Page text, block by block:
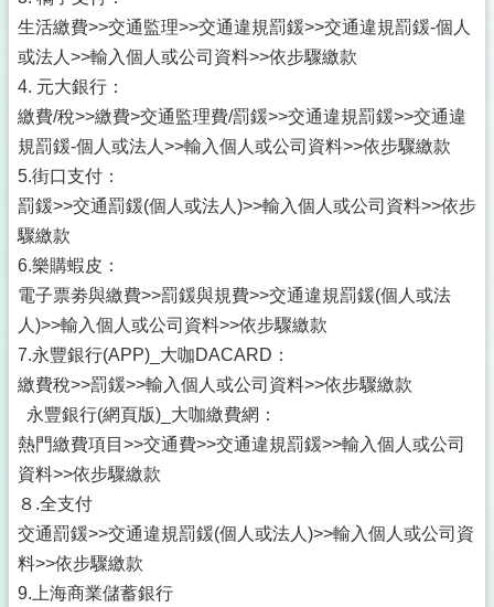
生活繳費>>交通監理>>交通違規罰鍰>>交通違規罰鍰-個人
或法人>>輸入個人或公司資料>>依步驟繳款
4. 元大銀行：
繳費/稅>>繳費>交通監理費/罰鍰>>交通違規罰鍰>>交通違
規罰鍰-個人或法人>>輸入個人或公司資料>>依步驟繳款
5.街口支付：
罰鍰>>交通罰鍰(個人或法人)>>輸入個人或公司資料>>依步
驟繳款
6.樂購蝦皮：
電子票劵與繳費>>罰鍰與規費>>交通違規罰鍰(個人或法
人)>>輸入個人或公司資料>>依步驟繳款
7.永豐銀行(APP)_大咖DACARD：
繳費稅>>罰鍰>>輸入個人或公司資料>>依步驟繳款
永豐銀行(網頁版)_大咖繳費網：
熱門繳費項目>>交通費>>交通違規罰鍰>>輸入個人或公司
資料>>依步驟繳款
８.全支付
交通罰鍰>>交通違規罰鍰(個人或法人)>>輸入個人或公司資
料>>依步驟繳款
9.上海商業儲蓄銀行